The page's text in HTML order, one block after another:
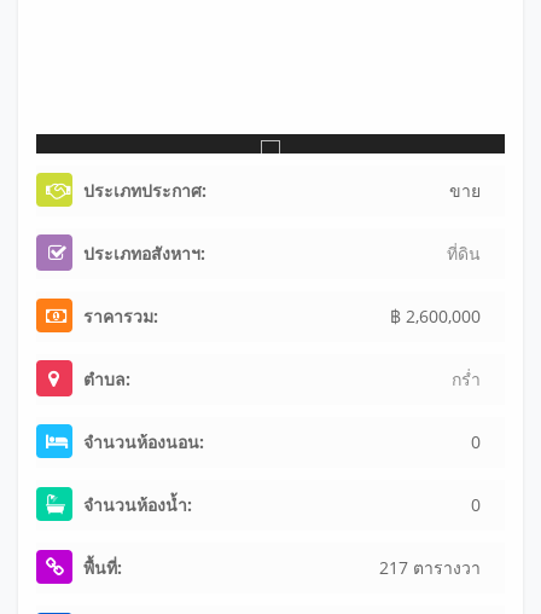
ประเภทประกาศ: ขาย
ประเภทอสังหาฯ: ที่ดิน
ราคารวม: ฿ 2,600,000
ตำบล: กร่ำ
จำนวนห้องนอน: 0
จำนวนห้องน้ำ: 0
พื้นที่: 217 ตารางวา